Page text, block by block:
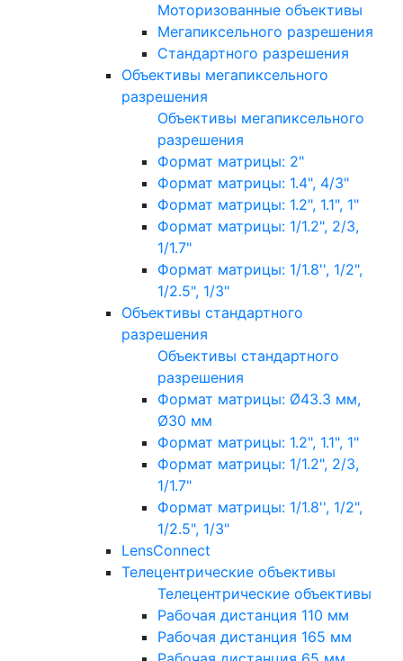
Моторизованные объективы
Мегапиксельного разрешения
Стандартного разрешения
Объективы мегапиксельного
разрешения
Объективы мегапиксельного
разрешения
Формат матрицы: 2"
Формат матрицы: 1.4", 4/3"
Формат матрицы: 1.2", 1.1", 1"
Формат матрицы: 1/1.2", 2/3,
1/1.7"
Формат матрицы: 1/1.8'', 1/2",
1/2.5", 1/3"
Объективы стандартного
разрешения
Объективы стандартного
разрешения
Формат матрицы: Ø43.3 мм,
Ø30 мм
Формат матрицы: 1.2", 1.1", 1"
Формат матрицы: 1/1.2", 2/3,
1/1.7"
Формат матрицы: 1/1.8'', 1/2",
1/2.5", 1/3"
LensConnect
Телецентрические объективы
Телецентрические объективы
Рабочая дистанция 110 мм
Рабочая дистанция 165 мм